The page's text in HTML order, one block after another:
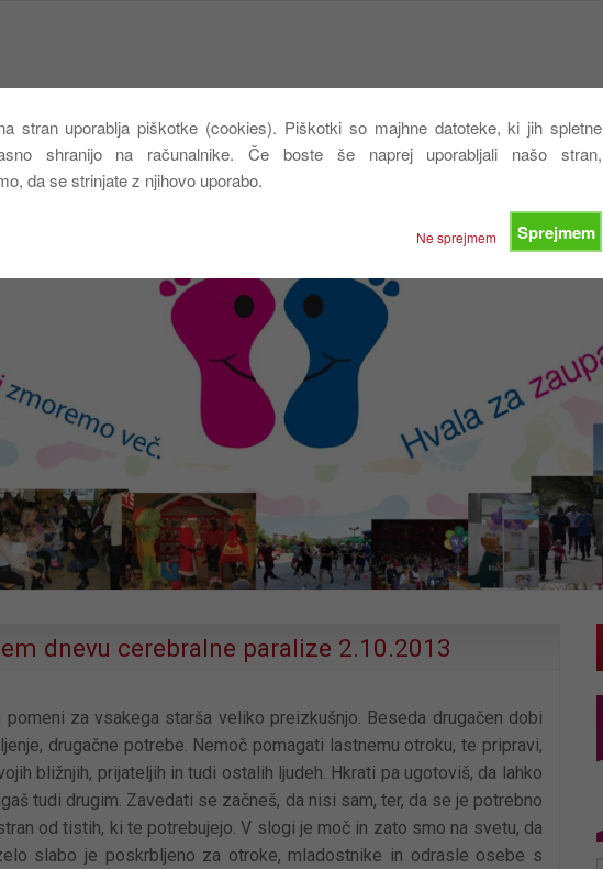
stran uporablja piškotke (cookies). Piškotki so majhne datoteke, ki jih spletne
shranijo na računalnike. Če boste še naprej uporabljali našo stran,
da se strinjate z njihovo uporabo.
Sprejmem
Ne sprejmem
Spoznajte nas Mediji Kako pomagati Pridružite se nam
dnevu cerebralne paralize 2.10.2013
za vsakega starša veliko preizkušnjo. Beseda drugačen dobi
drugačne potrebe. Nemoč pomagati lastnemu otroku, te pripravi,
bližnjih, prijateljih in tudi ostalih ljudeh. Hkrati pa ugotoviš, da lahko
tudi drugim. Zavedati se začneš, da nisi sam, ter, da se je potrebno
od tistih, ki te potrebujejo. V slogi je moč in zato smo na svetu, da
slabo je poskrbljeno za otroke, mladostnike in odrasle osebe s